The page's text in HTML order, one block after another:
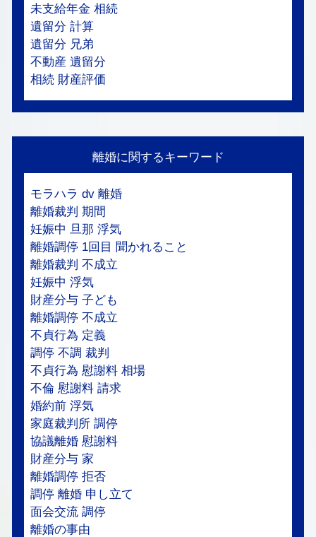
未支給年金 相続
遺留分 計算
遺留分 兄弟
不動産 遺留分
相続 財産評価
離婚に関するキーワード
モラハラ dv 離婚
離婚裁判 期間
妊娠中 旦那 浮気
離婚調停 1回目 聞かれること
離婚裁判 不成立
妊娠中 浮気
財産分与 子ども
離婚調停 不成立
不貞行為 定義
調停 不調 裁判
不貞行為 慰謝料 相場
不倫 慰謝料 請求
婚約前 浮気
家庭裁判所 調停
協議離婚 慰謝料
財産分与 家
離婚調停 拒否
調停 離婚 申し立て
面会交流 調停
離婚の事由